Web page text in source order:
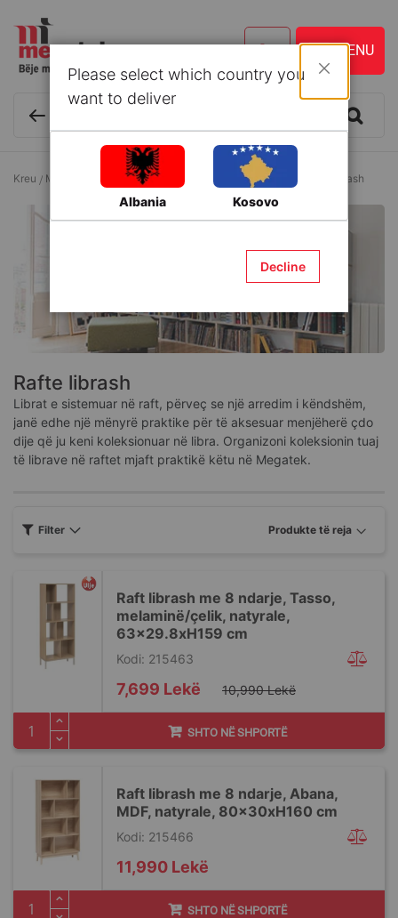
Kreu Mobilim i brendshëm Mobilje për zyrë dhe studim Rafte librash
Rafte librash
Librat e sistemuar në raft, përveç se një arredim i këndshëm,
janë edhe një mënyrë praktike për të aksesuar menjëherë çdo
dije që ju keni koleksionuar në libra. Organizoni koleksionin tuaj
të librave në raftet mjaft praktikë këtu në Megatek.
Raft librash me 8 ndarje, Tasso,
melaminë/çelik, natyrale,
63x29.8xH159 cm
Kodi: 215463
Special
Price
7,699 Lekë 10,990 Lekë
SHTO NË SHPORTË
Raft librash me 8 ndarje, Abana,
MDF, natyrale, 80x30xH160 cm
Kodi: 215466
11,990 Lekë
SHTO NË SHPORTË
Filter
Please select which country you
want to deliver
Albania Kosovo
Decline